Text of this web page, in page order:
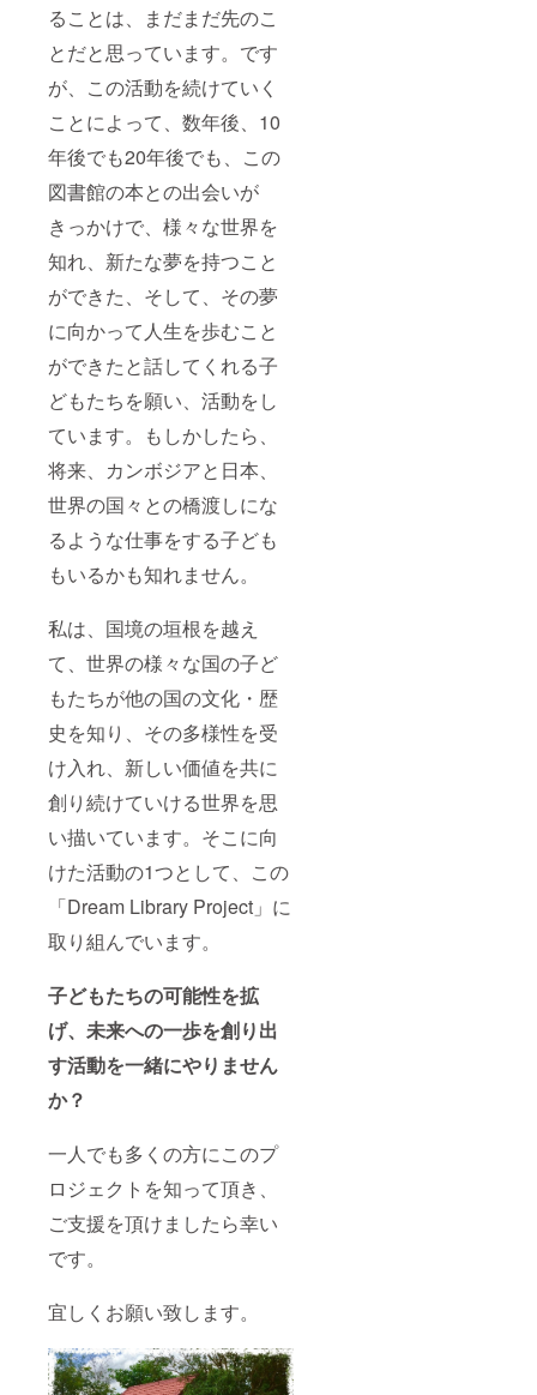
ることは、まだまだ先のこ
とだと思っています。です
が、この活動を続けていく
ことによって、数年後、10
年後でも20年後でも、この
図書館の本との出会いが
きっかけで、様々な世界を
知れ、新たな夢を持つこと
ができた、そして、その夢
に向かって人生を歩むこと
ができたと話してくれる子
どもたちを願い、活動をし
ています。もしかしたら、
将来、カンボジアと日本、
世界の国々との橋渡しにな
るような仕事をする子ども
もいるかも知れません。
私は、国境の垣根を越え
て、世界の様々な国の子ど
もたちが他の国の文化・歴
史を知り、その多様性を受
け入れ、新しい価値を共に
創り続けていける世界を思
い描いています。そこに向
けた活動の1つとして、この
「Dream Library Project」に
取り組んでいます。
子どもたちの可能性を拡
げ、未来への一歩を創り出
す活動を一緒にやりません
か？
一人でも多くの方にこのプ
ロジェクトを知って頂き、
ご支援を頂けましたら幸い
です。
宜しくお願い致します。